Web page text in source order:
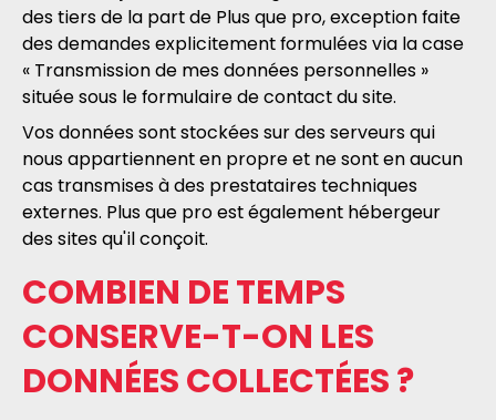
des tiers de la part de Plus que pro, exception faite
des demandes explicitement formulées via la case
« Transmission de mes données personnelles »
située sous le formulaire de contact du site.
Vos données sont stockées sur des serveurs qui
nous appartiennent en propre et ne sont en aucun
cas transmises à des prestataires techniques
externes. Plus que pro est également hébergeur
des sites qu'il conçoit.
COMBIEN DE TEMPS
CONSERVE-T-ON LES
DONNÉES COLLECTÉES ?